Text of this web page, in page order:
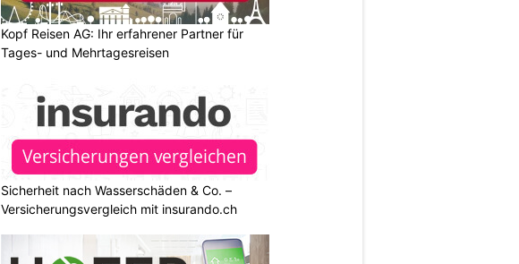
Kopf Reisen AG: Ihr erfahrener Partner für
Tages- und Mehrtagesreisen
Sicherheit nach Wasserschäden & Co. –
Versicherungsvergleich mit insurando.ch